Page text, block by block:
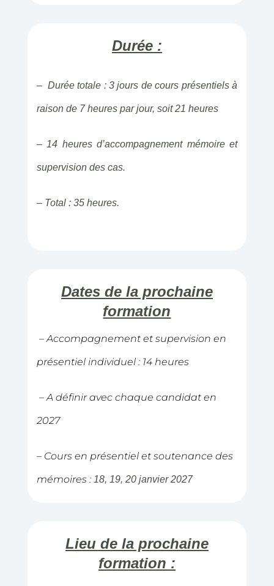
Durée :
– Durée totale : 3 jours de cours présentiels à
raison de 7 heures par jour, soit 21 heures
– 14 heures d’accompagnement mémoire et
supervision des cas.
– Total : 35 heures.
Dates de la prochaine
formation
– Accompagnement et supervision en
présentiel individuel : 14 heures
– A définir avec chaque candidat en
2027
– Cours en présentiel et soutenance des
mémoires : 18, 19, 20 janvier 2027
Lieu de la prochaine
formation :